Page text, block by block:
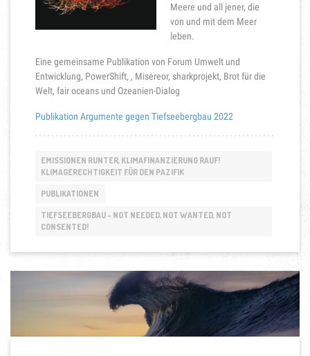
Meere und all jener, die
von und mit dem Meer
leben.
Eine gemeinsame Publikation von Forum Umwelt und
Entwicklung, PowerShift, , Misereor, sharkprojekt, Brot für die
Welt, fair oceans und Ozeanien-Dialog
Publikation Argumente gegen Tiefseebergbau 2022
EMISSIONEN RUNTER, KLIMAFINANZIERUNG RAUF!
KLIMAGERECHTIGKEIT FÜR DEN PAZIFIK
PUBLIKATIONEN
TIEFSEEBERGBAU - NOT NEEDED, NOT WANTED, NOT
CONSENTED!